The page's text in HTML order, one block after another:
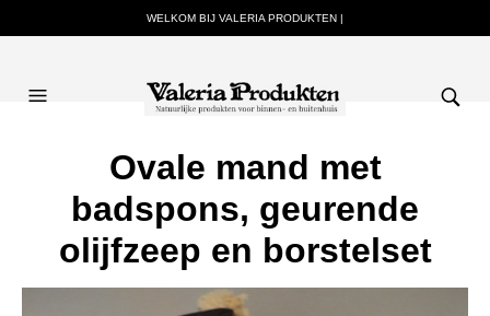
WELKOM BIJ VALERIA PRODUKTEN |
Ovale mand met
badspons, geurende
olijfzeep en borstelset